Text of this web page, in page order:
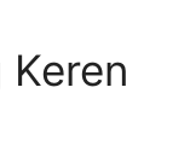
Keren